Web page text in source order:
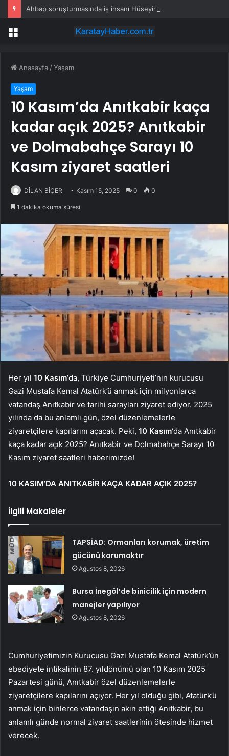
Menü
Anasayfa /Yaşam
Yaşam
10 Kasım’da Anıtkabir kaça
kadar açık 2025? Anıtkabir
ve Dolmabahçe Sarayı 10
Kasım ziyaret saatleri
DİLAN BİÇER Kasım 15, 2025 0 0
1 dakika okuma süresi
Her yıl 10 Kasım‘da, Türkiye Cumhuriyeti’nin kurucusu
Gazi Mustafa Kemal Atatürk’ü anmak için milyonlarca
vatandaş Anıtkabir ve tarihi sarayları ziyaret ediyor. 2025
yılında da bu anlamlı gün, özel düzenlemelerle
ziyaretçilere kapılarını açacak. Peki, 10 Kasım‘da Anıtkabir
kaça kadar açık 2025? Anıtkabir ve Dolmabahçe Sarayı 10
Kasım ziyaret saatleri haberimizde!
10 KASIM’DA ANITKABİR KAÇA KADAR AÇIK 2025?
İlgili Makaleler
TAPSİAD: Ormanları korumak, üretim
gücünü korumaktır
Ağustos 8, 2026
Bursa İnegöl’de binicilik için modern
manejler yapılıyor
Ağustos 8, 2026
Cumhuriyetimizin Kurucusu Gazi Mustafa Kemal Atatürk’ün
ebediyete intikalinin 87. yıldönümü olan 10 Kasım 2025
Pazartesi günü, Anıtkabir özel düzenlemelerle
ziyaretçilere kapılarını açıyor. Her yıl olduğu gibi, Atatürk’ü
anmak için binlerce vatandaşın akın ettiği Anıtkabir, bu
anlamlı günde normal ziyaret saatlerinin ötesinde hizmet
verecek.